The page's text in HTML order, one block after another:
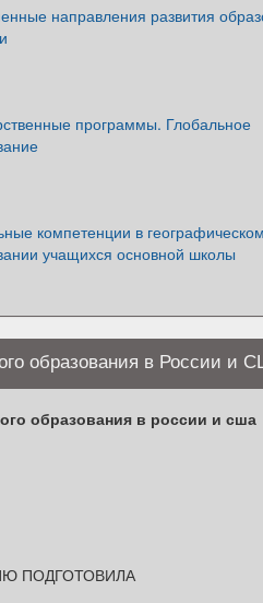
направления развития
программы. Глобальное
компетенции в географическом
учащихся основной школы
образования в России и
образования в россии и сша
ПОДГОТОВИЛА